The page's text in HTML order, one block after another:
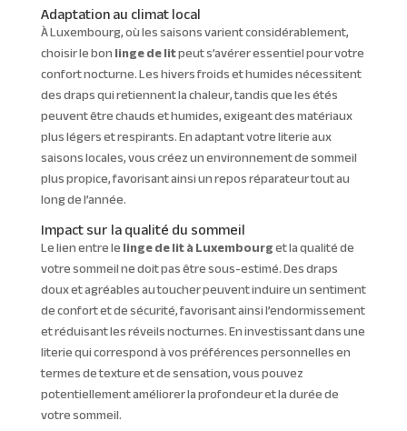
Adaptation au climat local
À Luxembourg, où les saisons varient considérablement,
choisir le bonlinge de litpeut s’avérer essentiel pour votre
confort nocturne. Les hivers froids et humides nécessitent
des draps qui retiennent la chaleur, tandis que les étés
peuvent être chauds et humides, exigeant des matériaux
plus légers et respirants. En adaptant votre literie aux
saisons locales, vous créez un environnement de sommeil
plus propice, favorisant ainsi un repos réparateur tout au
long de l’année.
Impact sur la qualité du sommeil
Le lien entre lelinge de lit à Luxembourget la qualité de
votre sommeil ne doit pas être sous-estimé. Des draps
doux et agréables au toucher peuvent induire un sentiment
de confort et de sécurité, favorisant ainsi l’endormissement
et réduisant les réveils nocturnes. En investissant dans une
literie qui correspond à vos préférences personnelles en
termes de texture et de sensation, vous pouvez
potentiellement améliorer la profondeur et la durée de
votre sommeil.